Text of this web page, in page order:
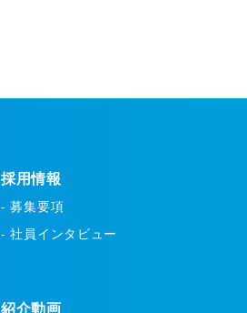
採用情報
- 募集要項
- 社員インタビュー
紹介動画